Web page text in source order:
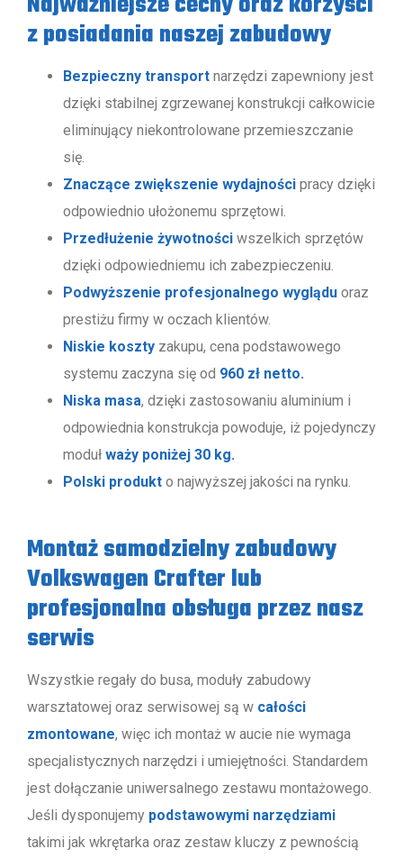
z posiadania naszej zabudowy
Bezpieczny transport narzędzi zapewniony jest
dzięki stabilnej zgrzewanej konstrukcji całkowicie
eliminujący niekontrolowane przemieszczanie
się.
Znaczące zwiększenie wydajności pracy dzięki
odpowiednio ułożonemu sprzętowi.
Przedłużenie żywotności wszelkich sprzętów
dzięki odpowiedniemu ich zabezpieczeniu.
Podwyższenie profesjonalnego wyglądu oraz
prestiżu firmy w oczach klientów.
Niskie koszty zakupu, cena podstawowego
systemu zaczyna się od 960 zł netto.
Niska masa, dzięki zastosowaniu aluminium i
odpowiednia konstrukcja powoduje, iż pojedynczy
moduł waży poniżej 30 kg.
Polski produkt o najwyższej jakości na rynku.
Montaż samodzielny zabudowy
Volkswagen Crafter lub
profesjonalna obsługa przez nasz
serwis
Wszystkie regały do busa, moduły zabudowy
warsztatowej oraz serwisowej są w całości
zmontowane, więc ich montaż w aucie nie wymaga
specjalistycznych narzędzi i umiejętności. Standardem
jest dołączanie uniwersalnego zestawu montażowego.
Jeśli dysponujemy podstawowymi narzędziami
takimi jak wkrętarka oraz zestaw kluczy z pewnością